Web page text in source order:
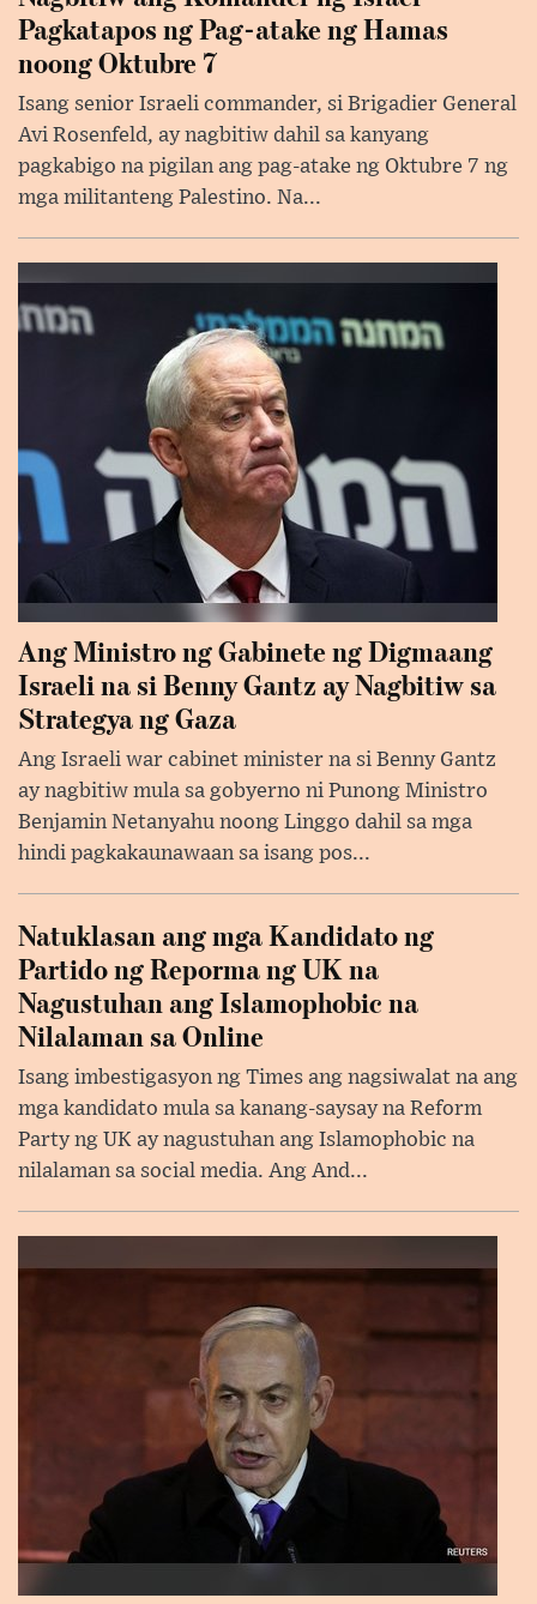
Pagkatapos ng Pag-atake ng Hamas
noong Oktubre 7
Isang senior Israeli commander, si Brigadier General
Avi Rosenfeld, ay nagbitiw dahil sa kanyang
pagkabigo na pigilan ang pag-atake ng Oktubre 7 ng
mga militanteng Palestino. Na...
Ang Ministro ng Gabinete ng Digmaang
Israeli na si Benny Gantz ay Nagbitiw sa
Strategya ng Gaza
Ang Israeli war cabinet minister na si Benny Gantz
ay nagbitiw mula sa gobyerno ni Punong Ministro
Benjamin Netanyahu noong Linggo dahil sa mga
hindi pagkakaunawaan sa isang pos...
Natuklasan ang mga Kandidato ng
Partido ng Reporma ng UK na
Nagustuhan ang Islamophobic na
Nilalaman sa Online
Isang imbestigasyon ng Times ang nagsiwalat na ang
mga kandidato mula sa kanang-saysay na Reform
Party ng UK ay nagustuhan ang Islamophobic na
nilalaman sa social media. Ang And...